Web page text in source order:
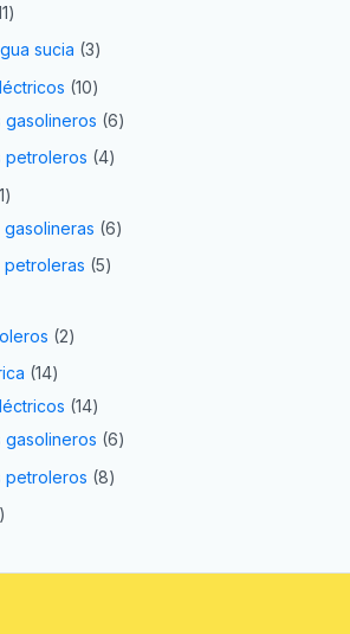
sucia 3
10
gasolineros 6
petroleros 4
6
petroleras 5
2
14
14
gasolineros 6
petroleros 8